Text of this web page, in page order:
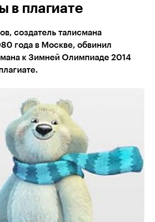
в плагиате
создатель талисмана
года в Москве, обвинил
к Зимней Олимпиаде 2014